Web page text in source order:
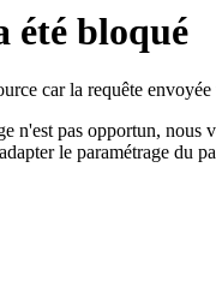
été bloqué
car la requête
n'est pas opportun, nous
le paramétrage du